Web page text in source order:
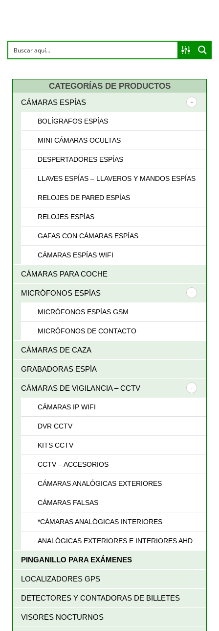
CATEGORÍAS DE PRODUCTOS
CÁMARAS ESPÍAS
BOLÍGRAFOS ESPÍAS
MINI CÁMARAS OCULTAS
DESPERTADORES ESPÍAS
LLAVES ESPÍAS – LLAVEROS Y MANDOS ESPÍAS
RELOJES DE PARED ESPÍAS
RELOJES ESPÍAS
GAFAS CON CÁMARAS ESPÍAS
CÁMARAS ESPÍAS WIFI
CÁMARAS PARA COCHE
MICRÓFONOS ESPÍAS
MICRÓFONOS ESPÍAS GSM
MICRÓFONOS DE CONTACTO
CÁMARAS DE CAZA
GRABADORAS ESPÍA
CÁMARAS DE VIGILANCIA – CCTV
CÁMARAS IP WIFI
DVR CCTV
KITS CCTV
CCTV – ACCESORIOS
CÁMARAS ANALÓGICAS EXTERIORES
CÁMARAS FALSAS
*CÁMARAS ANALÓGICAS INTERIORES
ANALÓGICAS EXTERIORES E INTERIORES AHD
PINGANILLO PARA EXÁMENES
LOCALIZADORES GPS
DETECTORES Y CONTADORAS DE BILLETES
VISORES NOCTURNOS